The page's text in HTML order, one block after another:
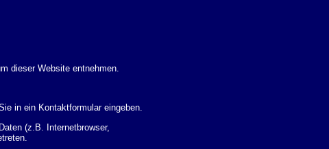
dieser Website entnehmen.
in ein Kontaktformular eingeben.
(z.B. Internetbrowser,